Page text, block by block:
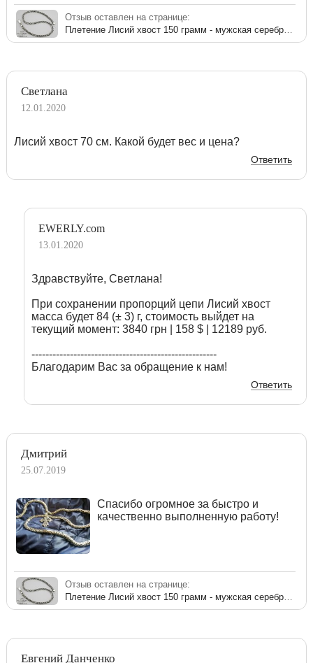
Отзыв оставлен на странице:
Светлана
12.01.2020
Лисий хвост 70 см. Какой будет вес и цена?
Ответить
EWERLY.com
13.01.2020
Здравствуйте, Светлана!
При сохранении пропорций цепи Лисий хвост
масса будет 84 (± 3) г, стоимость выйдет на
текущий момент: 3840 грн | 158 $ | 12189 руб.
-----------------------------------------------------
Благодарим Вас за обращение к нам!
Ответить
Дмитрий
25.07.2019
Спасибо огромное за быстро и
качественно выполненную работу!
Отзыв оставлен на странице:
Евгений Данченко